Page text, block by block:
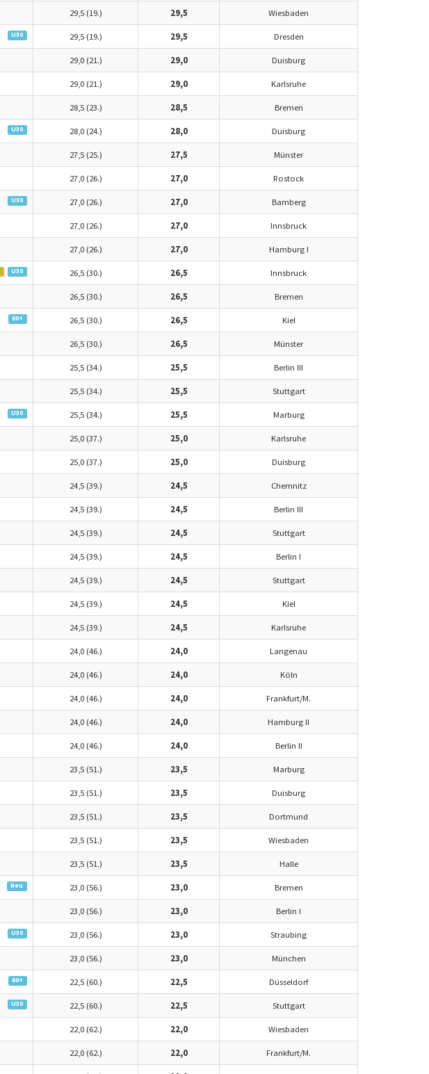
29,5 (19.) 29,5 Wiesbaden
U30 29,5 (19.) 29,5 Dresden
29,0 (21.) 29,0 Duisburg
29,0 (21.) 29,0 Karlsruhe
28,5 (23.) 28,5 Bremen
U30 28,0 (24.) 28,0 Duisburg
27,5 (25.) 27,5 Münster
27,0 (26.) 27,0 Rostock
U30 27,0 (26.) 27,0 Bamberg
27,0 (26.) 27,0 Innsbruck
27,0 (26.) 27,0 Hamburg I
U30 26,5 (30.) 26,5 Innsbruck
26,5 (30.) 26,5 Bremen
60+ 26,5 (30.) 26,5 Kiel
26,5 (30.) 26,5 Münster
25,5 (34.) 25,5 Berlin III
25,5 (34.) 25,5 Stuttgart
U30 25,5 (34.) 25,5 Marburg
25,0 (37.) 25,0 Karlsruhe
25,0 (37.) 25,0 Duisburg
24,5 (39.) 24,5 Chemnitz
24,5 (39.) 24,5 Berlin III
24,5 (39.) 24,5 Stuttgart
24,5 (39.) 24,5 Berlin I
24,5 (39.) 24,5 Stuttgart
24,5 (39.) 24,5 Kiel
24,5 (39.) 24,5 Karlsruhe
24,0 (46.) 24,0 Langenau
24,0 (46.) 24,0 Köln
24,0 (46.) 24,0 Frankfurt/M.
24,0 (46.) 24,0 Hamburg II
24,0 (46.) 24,0 Berlin II
23,5 (51.) 23,5 Marburg
23,5 (51.) 23,5 Duisburg
23,5 (51.) 23,5 Dortmund
23,5 (51.) 23,5 Wiesbaden
23,5 (51.) 23,5 Halle
Neu 23,0 (56.) 23,0 Bremen
23,0 (56.) 23,0 Berlin I
U30 23,0 (56.) 23,0 Straubing
23,0 (56.) 23,0 München
60+ 22,5 (60.) 22,5 Düsseldorf
U30 22,5 (60.) 22,5 Stuttgart
22,0 (62.) 22,0 Wiesbaden
22,0 (62.) 22,0 Frankfurt/M.